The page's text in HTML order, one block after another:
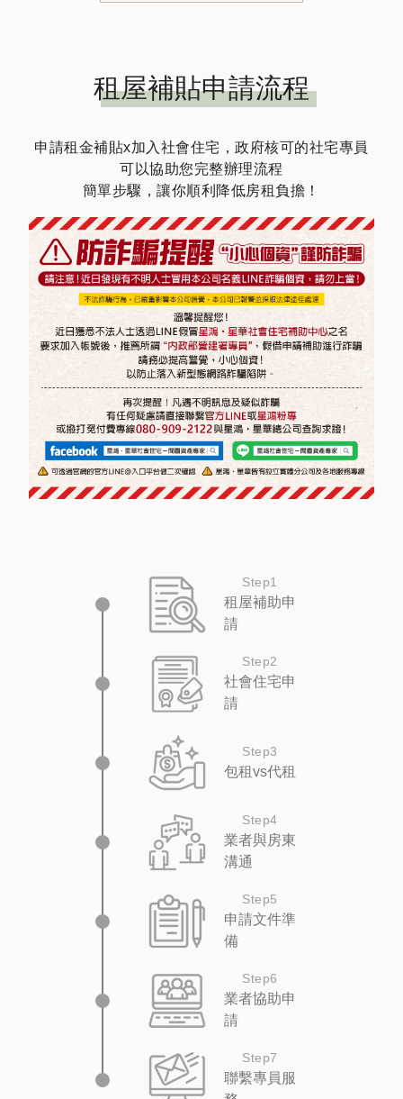
租屋補貼申請流程
申請租金補貼x加入社會住宅，政府核可的社宅專員
可以協助您完整辦理流程
簡單步驟，讓你順利降低房租負擔！
Step1
租屋補助申
請
Step2
社會住宅申
請
Step3
包租vs代租
Step4
業者與房東
溝通
Step5
申請文件準
備
Step6
業者協助申
請
Step7
聯繫專員服